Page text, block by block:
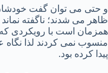
و حتی می توان گفت
ظاهر می شدند؛ ناگفته
همزمان است با رویکردی
منسوب نمی کردند لذا نگاه
پیدا کرده بود.